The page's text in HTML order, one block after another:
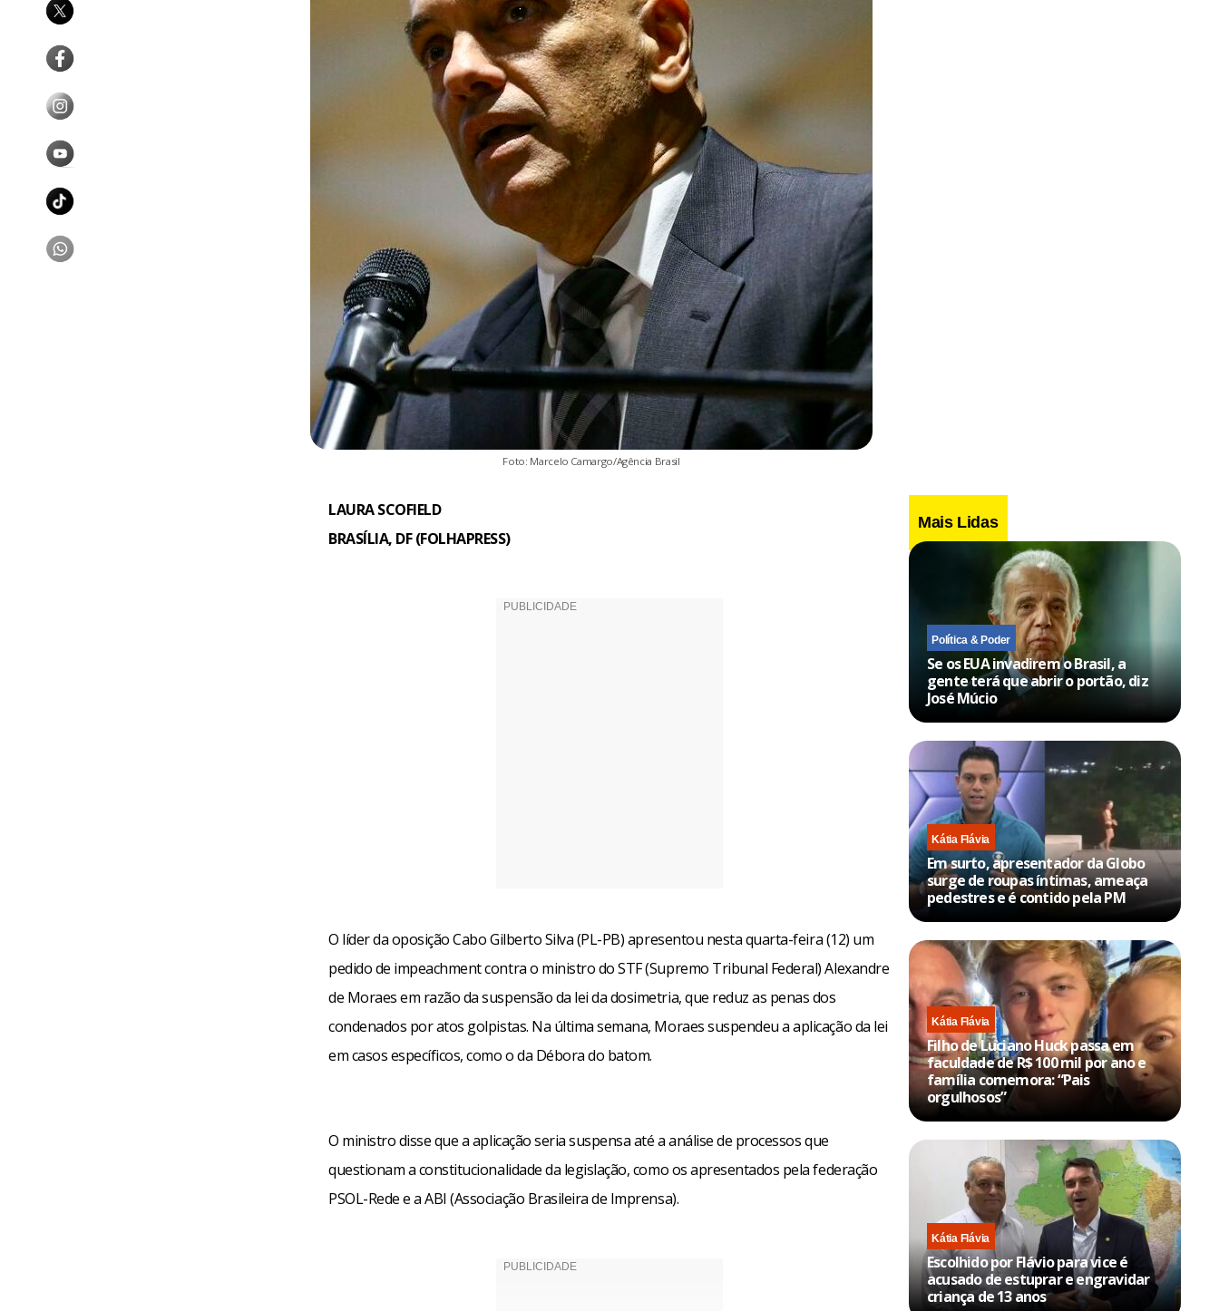
Foto: Marcelo Camargo/Agência Brasil
LAURA SCOFIELD
BRASÍLIA, DF (FOLHAPRESS)
O líder da oposição Cabo Gilberto Silva (PL-PB) apresentou nesta quarta-feira (12) um
pedido de impeachment contra o ministro do STF (Supremo Tribunal Federal) Alexandre
de Moraes em razão da suspensão da lei da dosimetria, que reduz as penas dos
condenados por atos golpistas. Na última semana, Moraes suspendeu a aplicação da lei
em casos específicos, como o da Débora do batom.
O ministro disse que a aplicação seria suspensa até a análise de processos que
questionam a constitucionalidade da legislação, como os apresentados pela federação
PSOL-Rede e a ABI (Associação Brasileira de Imprensa).
Mais Lidas
Política & Poder
Se os EUA invadirem o Brasil, a
gente terá que abrir o portão, diz
José Múcio
Kátia Flávia
Em surto, apresentador da Globo
surge de roupas íntimas, ameaça
pedestres e é contido pela PM
Kátia Flávia
Filho de Luciano Huck passa em
faculdade de R$ 100 mil por ano e
família comemora: “Pais
orgulhosos”
Kátia Flávia
Escolhido por Flávio para vice é
acusado de estuprar e engravidar
criança de 13 anos